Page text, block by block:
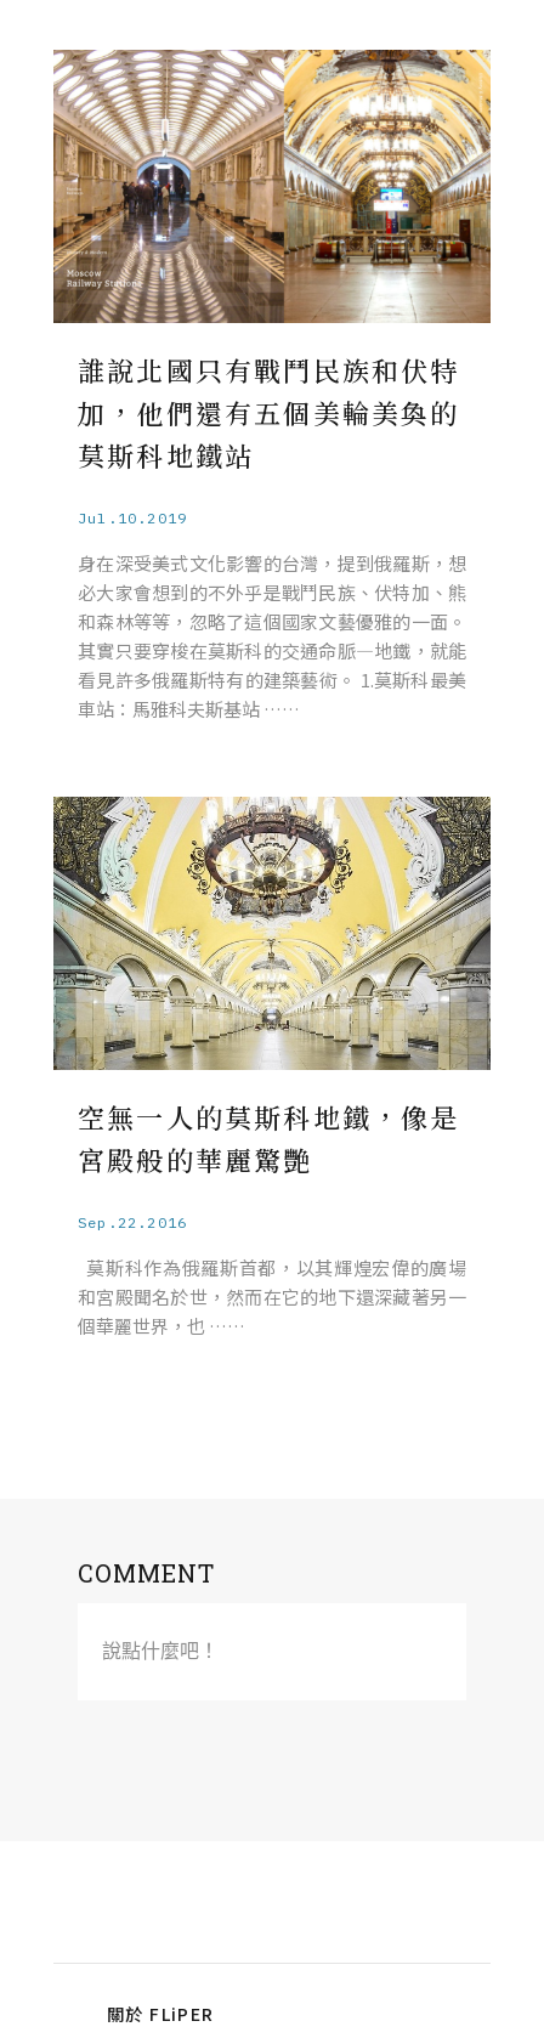
誰說北國只有戰鬥民族和伏特
加，他們還有五個美輪美奐的
莫斯科地鐵站
Jul.10.2019
身在深受美式文化影響的台灣，提到俄羅斯，想
必大家會想到的不外乎是戰鬥民族、伏特加、熊
和森林等等，忽略了這個國家文藝優雅的一面。
其實只要穿梭在莫斯科的交通命脈—地鐵，就能
看見許多俄羅斯特有的建築藝術。 1.莫斯科最美
車站：馬雅科夫斯基站 ……
空無一人的莫斯科地鐵，像是
宮殿般的華麗驚艷
Sep.22.2016
莫斯科作為俄羅斯首都，以其輝煌宏偉的廣場
和宮殿聞名於世，然而在它的地下還深藏著另一
個華麗世界，也 ……
COMMENT
說點什麼吧！
關於 FLiPER